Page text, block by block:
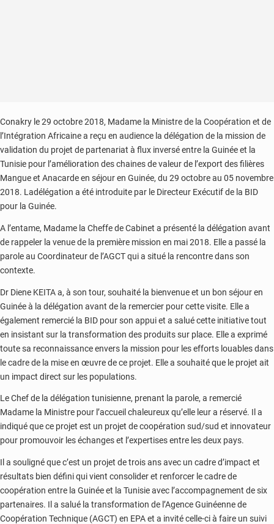
Conakry le 29 octobre 2018, Madame la Ministre de la Coopération et de
l’Intégration Africaine a reçu en audience la délégation de la mission de
validation du projet de partenariat à flux inversé entre la Guinée et la
Tunisie pour l’amélioration des chaines de valeur de l’export des filières
Mangue et Anacarde en séjour en Guinée, du 29 octobre au 05 novembre
2018. Ladélégation a été introduite par le Directeur Exécutif de la BID
pour la Guinée.
A l’entame, Madame la Cheffe de Cabinet a présenté la délégation avant
de rappeler la venue de la première mission en mai 2018. Elle a passé la
parole au Coordinateur de l’AGCT qui a situé la rencontre dans son
contexte.
Dr Diene KEITA a, à son tour, souhaité la bienvenue et un bon séjour en
Guinée à la délégation avant de la remercier pour cette visite. Elle a
également remercié la BID pour son appui et a salué cette initiative tout
en insistant sur la transformation des produits sur place. Elle a exprimé
toute sa reconnaissance envers la mission pour les efforts louables dans
le cadre de la mise en œuvre de ce projet. Elle a souhaité que le projet ait
un impact direct sur les populations.
Le Chef de la délégation tunisienne, prenant la parole, a remercié
Madame la Ministre pour l’accueil chaleureux qu’elle leur a réservé. Il a
indiqué que ce projet est un projet de coopération sud/sud et innovateur
pour promouvoir les échanges et l’expertises entre les deux pays.
Il a souligné que c’est un projet de trois ans avec un cadre d’impact et
résultats bien défini qui vient consolider et renforcer le cadre de
coopération entre la Guinée et la Tunisie avec l’accompagnement de six
partenaires. Il a salué la transformation de l’Agence Guinéenne de
Coopération Technique (AGCT) en EPA et a invité celle-ci à faire un suivi